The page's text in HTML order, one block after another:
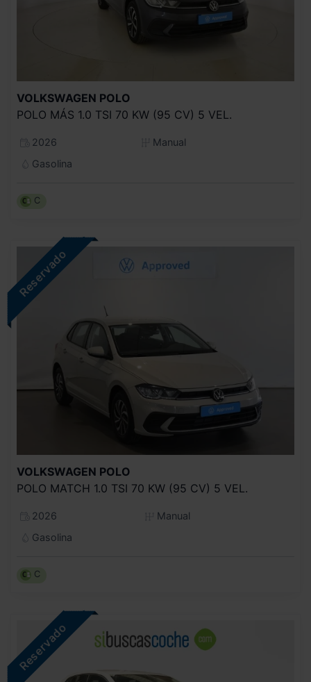
VOLKSWAGEN POLO
POLO MÁS 1.0 TSI 70 KW (95 CV) 5 VEL.
2026
Manual
Gasolina
C
VOLKSWAGEN POLO
POLO MATCH 1.0 TSI 70 KW (95 CV) 5 VEL.
2026
Manual
Gasolina
C